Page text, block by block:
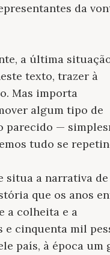
da
a última
texto, trazer à
Mas importa
algum tipo de
parecido —
tudo se
situa a narrativa de
que os anos
a colheita e a
cinquenta mil
país, à época um